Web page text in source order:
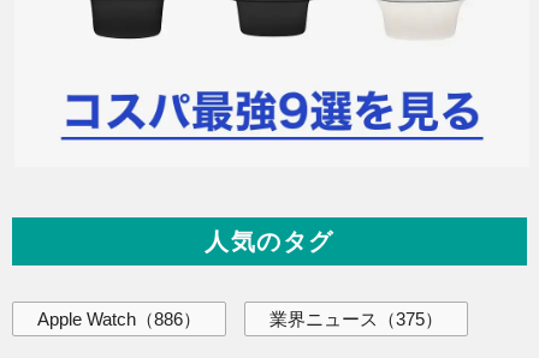
人気のタグ
Apple Watch （886） 業界ニュース （375）